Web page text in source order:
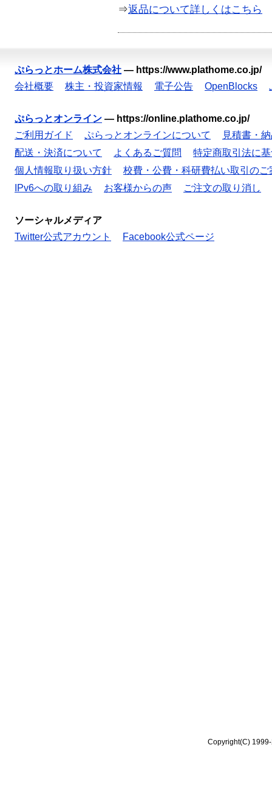
⇒返品について詳しくはこちら
ぷらっとホーム株式会社 — https://www.plathome.co.jp/
会社概要
株主・投資家情報 電子公告 OpenBlocks
ぷらっとオンライン — https://online.plathome.co.jp/
ご利用ガイド
ぷらっとオンラインについて
見積書・
配送・決済について
よくあるご質問
特定商取引法に
個人情報取り扱い方針
校費・公費・科研費払い取引のご
IPv6への取り組み
お客様からの声 ご注文の取り消し
ソーシャルメディア
Twitter公式アカウント
Facebook公式ページ
Copyright(C)